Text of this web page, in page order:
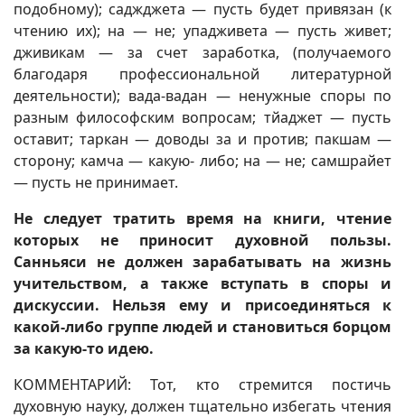
подобному); саджджета — пусть будет привязан (к
чтению их); на — не; упадживета — пусть живет;
дживикам — за счет заработка, (получаемого
благодаря профессиональной литературной
деятельности); вада-вадан — ненужные споры по
разным философским вопросам; тйаджет — пусть
оставит; таркан — доводы за и против; пакшам —
сторону; камча — какую- либо; на — не; самшрайет
— пусть не принимает.
Не следует тратить время на книги, чтение
которых не приносит духовной пользы.
Санньяси не должен зарабатывать на жизнь
учительством, а также вступать в споры и
дискуссии. Нельзя ему и присоединяться к
какой-либо группе людей и становиться борцом
за какую-то идею.
КОММЕНТАРИЙ: Тот, кто стремится постичь
духовную науку, должен тщательно избегать чтения